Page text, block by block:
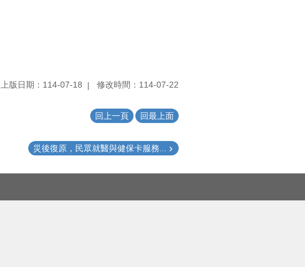
上版日期：114-07-18 修改時間：114-07-22
回上一頁 回最上面
災後復原，民眾就醫與健保卡服務...